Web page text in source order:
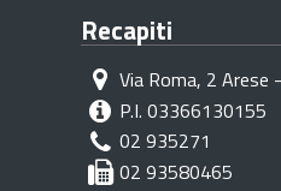
Recapiti
Via Roma, 2 Arese
P.I. 03366130155
02 935271
02 93580465